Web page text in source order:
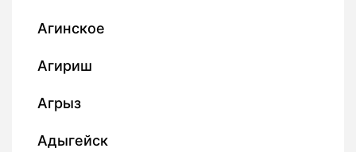
Агинское
Агириш
Агрыз
Адыгейск